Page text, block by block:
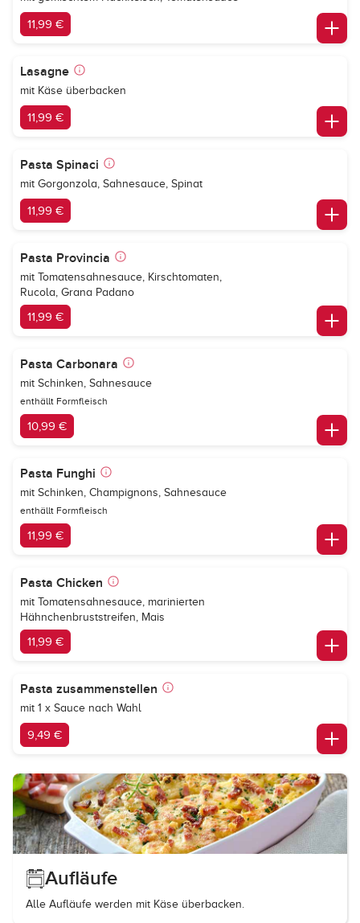
11,99 €
Lasagne
mit Käse überbacken
11,99 €
Pasta Spinaci
mit Gorgonzola, Sahnesauce, Spinat
11,99 €
Pasta Provincia
mit Tomatensahnesauce, Kirschtomaten,
Rucola, Grana Padano
11,99 €
Pasta Carbonara
mit Schinken, Sahnesauce
enthällt Formfleisch
10,99 €
Pasta Funghi
mit Schinken, Champignons, Sahnesauce
enthällt Formfleisch
11,99 €
Pasta Chicken
mit Tomatensahnesauce, marinierten
Hähnchenbruststreifen, Mais
11,99 €
Pasta zusammenstellen
mit 1 x Sauce nach Wahl
9,49 €
Aufläufe
Alle Aufläufe werden mit Käse überbacken.